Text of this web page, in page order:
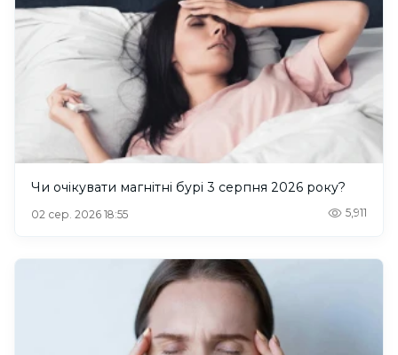
Чи очікувати магнітні бурі 3 серпня 2026 року?
02 сер. 2026 18:55 5,911